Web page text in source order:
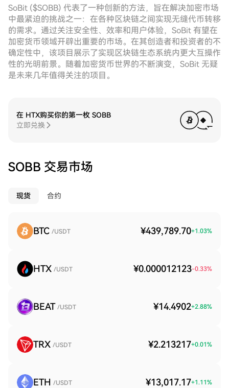
SoBit ($SOBB) 代表了一种创新的方法，旨在解决加密市场
中最紧迫的挑战之一：在各种区块链之间实现无缝代币转移
的需求。通过关注安全性、效率和用户体验，SoBit 有望在
加密货币领域开辟出重要的市场。在其创造者和投资者的不
确定性中，该项目展示了实现区块链生态系统内更大互操作
性的光明前景。随着加密货币世界的不断演变，SoBit 无疑
是未来几年值得关注的项目。
在 HTX购买你的第一枚 SOBB
立即兑换
SOBB 交易市场
现货 合约
BTC /USDT ¥439,789.70+1.03%
HTX /USDT ¥0.000012123-0.33%
BEAT /USDT ¥14.4902+2.88%
TRX /USDT ¥2.213217+0.01%
ETH /USDT ¥13,017.17+1.11%